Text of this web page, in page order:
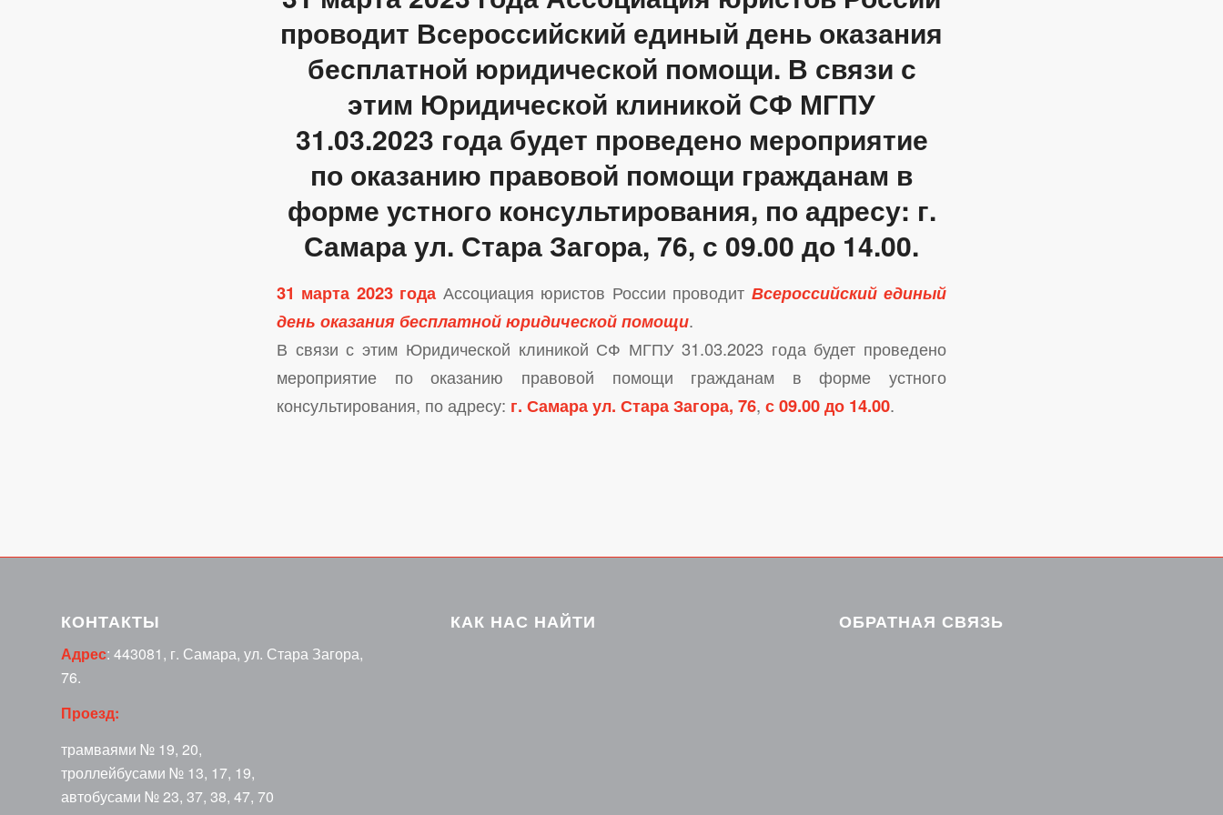
проводит Всероссийский единый день оказания
бесплатной юридической помощи. В связи с
этим Юридической клиникой СФ МГПУ
31.03.2023 года будет проведено мероприятие
по оказанию правовой помощи гражданам в
форме устного консультирования, по адресу: г.
Самара ул. Стара Загора, 76, с 09.00 до 14.00.
31 марта 2023 года Ассоциация юристов России проводит Всероссийский единый
день оказания бесплатной юридической помощи.
В связи с этим Юридической клиникой СФ МГПУ 31.03.2023 года будет проведено
мероприятие по оказанию правовой помощи гражданам в форме устного
консультирования, по адресу: г. Самара ул. Стара Загора, 76, с 09.00 до 14.00.
КОНТАКТЫ
Адрес: 443081, г. Самара, ул. Стара Загора,
76.
Проезд:
трамваями № 19, 20,
троллейбусами № 13, 17, 19,
автобусами № 23, 37, 38, 47, 70
КАК НАС НАЙТИ ОБРАТНАЯ СВЯЗЬ